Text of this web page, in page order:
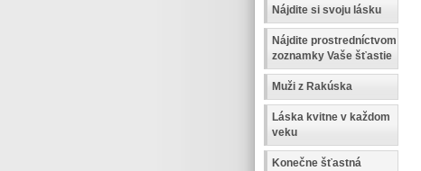
Nájdite si svoju lásku
Nájdite prostredníctvom
zoznamky Vaše šťastie
Muži z Rakúska
Láska kvitne v každom
veku
Konečne šťastná